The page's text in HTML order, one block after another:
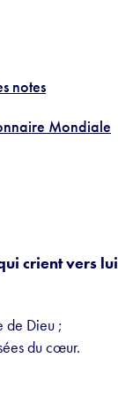
notes
Mondiale
crient vers
de Dieu ;
du cœur.